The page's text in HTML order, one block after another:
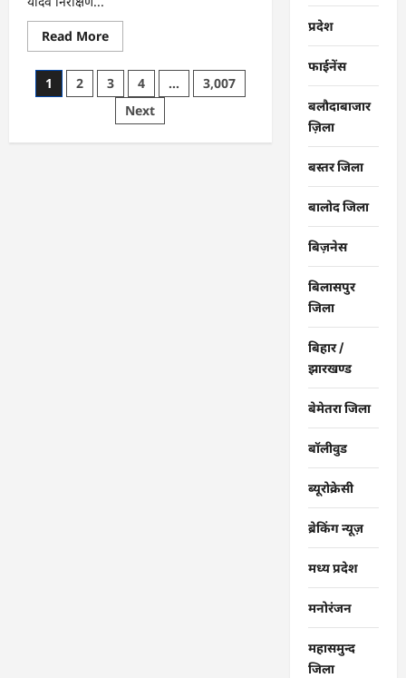
Read MoreRead
more
राजनांदगांव
:
महापौर
फिल्टर
Posts
1 2 3 4 …
3,007
Next
प्रदेश
फाईनेंस
बलौदाबाजार
ज़िला
बस्तर जिला
बालोद जिला
बिज़नेस
बिलासपुर
जिला
बिहार /
झारखण्ड
बेमेतरा जिला
बॉलीवुड
ब्यूरोक्रेसी
ब्रेकिंग न्यूज़
मध्य प्रदेश
मनोरंजन
महासमुन्द
जिला